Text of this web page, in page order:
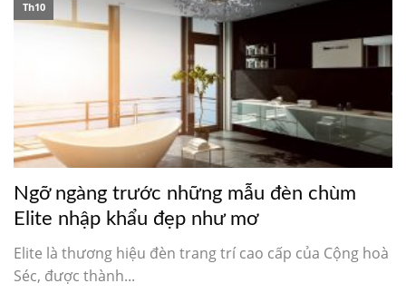
Ngỡ ngàng trước những mẫu đèn chùm
Elite nhập khẩu đẹp như mơ
Elite là thương hiệu đèn trang trí cao cấp của Cộng hoà
Séc, được thành...
Th10